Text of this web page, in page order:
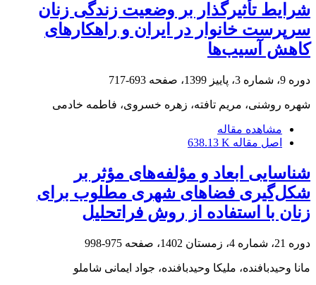
شرایط تأثیرگذار بر وضعیت زندگی زنان
سرپرست خانوار در ایران و راهکارهای
کاهش آسیب‌ها
دوره 9، شماره 3، پاییز 1399، صفحه 693-717
شهره روشنی، مریم تافته، زهره خسروی، فاطمه خادمی
مشاهده مقاله
اصل مقاله 638.13 K
شناسایی ابعاد و مؤلفه‌های مؤثر بر
شکل‌گیری فضاهای شهری مطلوب برای
زنان با استفاده از روش فراتحلیل
دوره 21، شماره 4، زمستان 1402، صفحه 975-998
مانا وحیدبافنده، ملیکا وحیدبافنده، جواد ایمانی شاملو